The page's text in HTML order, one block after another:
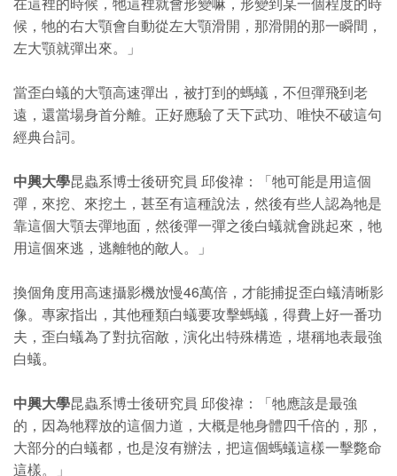
候，牠的右大顎會自動從左大顎滑開，那滑開的那一瞬間，
左大顎就彈出來。」
當歪白蟻的大顎高速彈出，被打到的螞蟻，不但彈飛到老
遠，還當場身首分離。正好應驗了天下武功、唯快不破這句
經典台詞。
中興大學昆蟲系博士後研究員 邱俊禕：「牠可能是用這個
彈，來挖、來挖土，甚至有這種說法，然後有些人認為牠是
靠這個大顎去彈地面，然後彈一彈之後白蟻就會跳起來，牠
用這個來逃，逃離牠的敵人。」
換個角度用高速攝影機放慢46萬倍，才能捕捉歪白蟻清晰影
像。專家指出，其他種類白蟻要攻擊螞蟻，得費上好一番功
夫，歪白蟻為了對抗宿敵，演化出特殊構造，堪稱地表最強
白蟻。
中興大學昆蟲系博士後研究員 邱俊禕：「牠應該是最強
的，因為牠釋放的這個力道，大概是牠身體四千倍的，那，
大部分的白蟻都，也是沒有辦法，把這個螞蟻這樣一擊斃命
這樣。」